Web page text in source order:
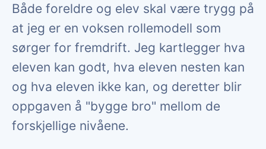
Både foreldre og elev skal være trygg på
at jeg er en voksen rollemodell som
sørger for fremdrift. Jeg kartlegger hva
eleven kan godt, hva eleven nesten kan
og hva eleven ikke kan, og deretter blir
oppgaven å "bygge bro" mellom de
forskjellige nivåene.